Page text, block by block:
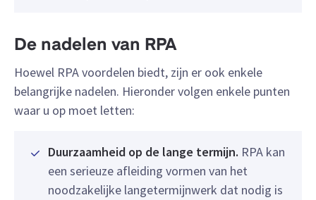
De nadelen van RPA
Hoewel RPA voordelen biedt, zijn er ook enkele
belangrijke nadelen. Hieronder volgen enkele punten
waar u op moet letten:
Duurzaamheid op de lange termijn. RPA kan
een serieuze afleiding vormen van het
noodzakelijke langetermijnwerk dat nodig is